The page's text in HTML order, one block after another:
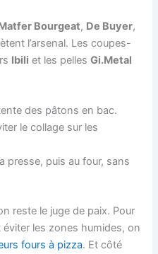
Bourgeat, De Buyer,
l’arsenal. Les coupes-
Ibili et les pellesGi.Metal
des pâtons en bac.
le collage sur les
presse, puis au four, sans
reste le juge de paix. Pour
éviter les zones humides, on
fours à pizza. Et côté